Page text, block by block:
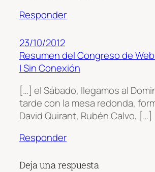
Responder
23/10/2012
Resumen del Congreso de
| Sin Conexión
[…] el Sábado, llegamos al
tarde con la mesa redonda,
David Quirant, Rubén Calvo, […]
Responder
Deja una respuesta